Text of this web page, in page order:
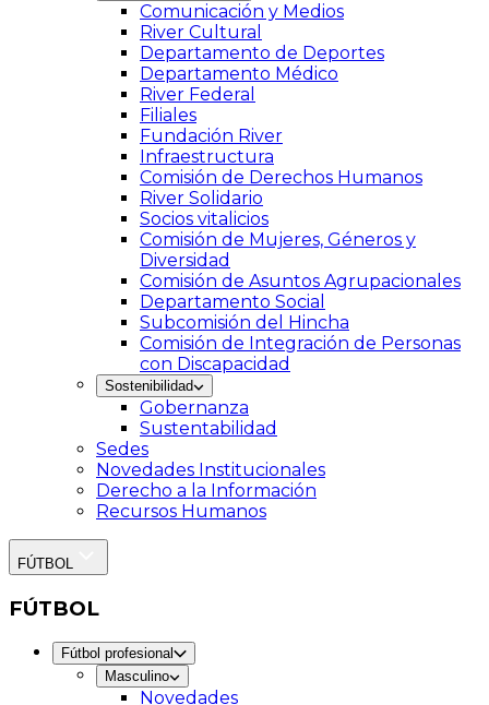
Comunicación y Medios
River Cultural
Departamento de Deportes
Departamento Médico
River Federal
Filiales
Fundación River
Infraestructura
Comisión de Derechos Humanos
River Solidario
Socios vitalicios
Comisión de Mujeres, Géneros y
Diversidad
Comisión de Asuntos Agrupacionales
Departamento Social
Subcomisión del Hincha
Comisión de Integración de Personas
con Discapacidad
Sostenibilidad
Gobernanza
Sustentabilidad
Sedes
Novedades Institucionales
Derecho a la Información
Recursos Humanos
FÚTBOL
FÚTBOL
Fútbol profesional
Masculino
Novedades